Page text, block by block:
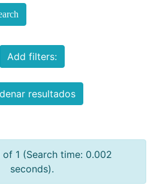
Add filters:
resultados
of 1 (Search time: 0.002
seconds).